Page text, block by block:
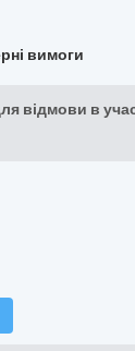
вимоги
відмови в